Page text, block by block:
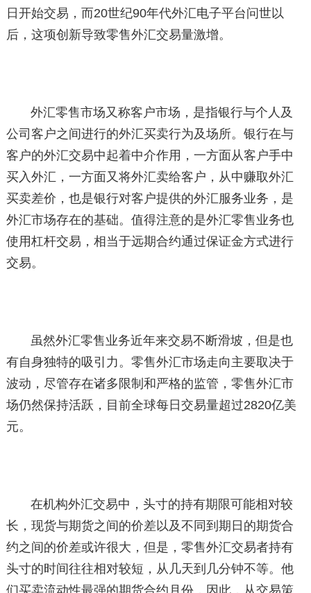
日开始交易，而20世纪90年代外汇电子平台问世以
后，这项创新导致零售外汇交易量激增。
外汇零售市场又称客户市场，是指银行与个人及
公司客户之间进行的外汇买卖行为及场所。银行在与
客户的外汇交易中起着中介作用，一方面从客户手中
买入外汇，一方面又将外汇卖给客户，从中赚取外汇
买卖差价，也是银行对客户提供的外汇服务业务，是
外汇市场存在的基础。值得注意的是外汇零售业务也
使用杠杆交易，相当于远期合约通过保证金方式进行
交易。
虽然外汇零售业务近年来交易不断滑坡，但是也
有自身独特的吸引力。零售外汇市场走向主要取决于
波动，尽管存在诸多限制和严格的监管，零售外汇市
场仍然保持活跃，目前全球每日交易量超过2820亿美
元。
在机构外汇交易中，头寸的持有期限可能相对较
长，现货与期货之间的价差以及不同到期日的期货合
约之间的价差或许很大，但是，零售外汇交易者持有
头寸的时间往往相对较短，从几天到几分钟不等。他
们买卖流动性最强的期货合约月份，因此，从交易策